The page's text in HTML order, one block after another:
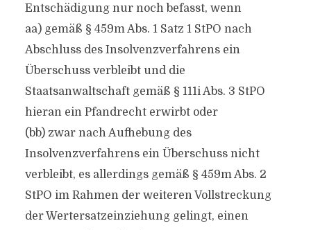
Entschädigung nur noch befasst, wenn
aa) gemäß § 459m Abs. 1 Satz 1 StPO nach
Abschluss des Insolvenzverfahrens ein
Überschuss verbleibt und die
Staatsanwaltschaft gemäß § 111i Abs. 3 StPO
hieran ein Pfandrecht erwirbt oder
(bb) zwar nach Aufhebung des
Insolvenzverfahrens ein Überschuss nicht
verbleibt, es allerdings gemäß § 459m Abs. 2
StPO im Rahmen der weiteren Vollstreckung
der Wertersatzeinziehung gelingt, einen